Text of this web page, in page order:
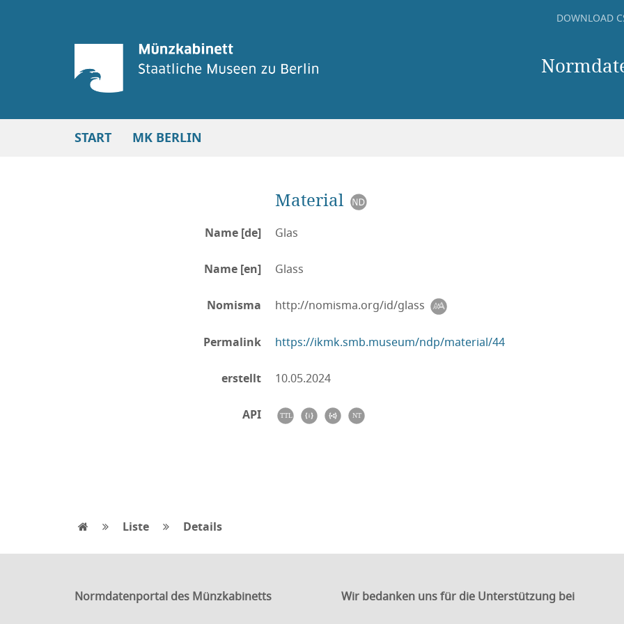
DOWNLOAD
START MK BERLIN
Material
Name [de] Glas
Name [en] Glass
Nomisma http://nomisma.org/id/glass
Permalink https://ikmk.smb.museum/ndp/material/44
erstellt 10.05.2024
API
Liste Details
Normdatenportal des Münzkabinetts Wir bedanken uns für die Unterstützung bei